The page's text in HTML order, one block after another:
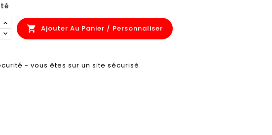
 Ajouter Au Panier / Personnaliser
- vous êtes sur un site sécurisé.